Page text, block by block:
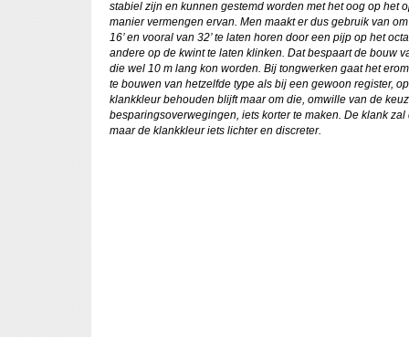
stabiel zijn en kunnen gestemd worden met het oog op het
manier vermengen ervan. Men maakt er dus gebruik van
16’ en vooral van 32’ te laten horen door een pijp op het
andere op de kwint te laten klinken. Dat bespaart de bouw
die wel 10 m lang kon worden. Bij tongwerken gaat het
te bouwen van hetzelfde type als bij een gewoon register,
klankkleur behouden blijft maar om die, omwille van de
besparingsoverwegingen, iets korter te maken. De klank
maar de klankkleur iets lichter en discreter.